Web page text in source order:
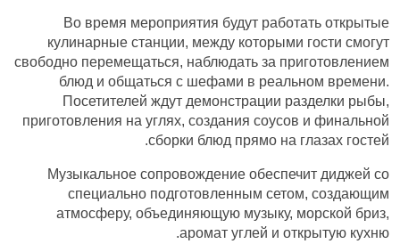
Во время мероприятия будут работать открытые
кулинарные станции, между которыми гости смогут
свободно перемещаться, наблюдать за приготовлением
блюд и общаться с шефами в реальном времени.
Посетителей ждут демонстрации разделки рыбы,
приготовления на углях, создания соусов и финальной
сборки блюд прямо на глазах гостей.
Музыкальное сопровождение обеспечит диджей со
специально подготовленным сетом, создающим
атмосферу, объединяющую музыку, морской бриз,
аромат углей и открытую кухню.